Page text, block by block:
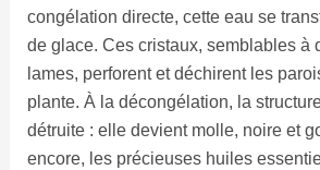
congélation directe, cette eau se
de glace. Ces cristaux, semblables à
lames, perforent et déchirent les
plante. À la décongélation, la
détruite : elle devient molle, noire et
encore, les précieuses huiles